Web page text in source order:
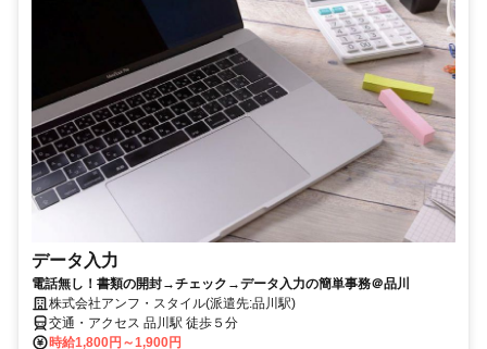
データ入力
電話無し！書類の開封→チェック→データ入力の簡単事務＠品川
株式会社アンフ・スタイル(派遣先:品川駅)
交通・アクセス 品川駅 徒歩５分
時給1,800円～1,900円